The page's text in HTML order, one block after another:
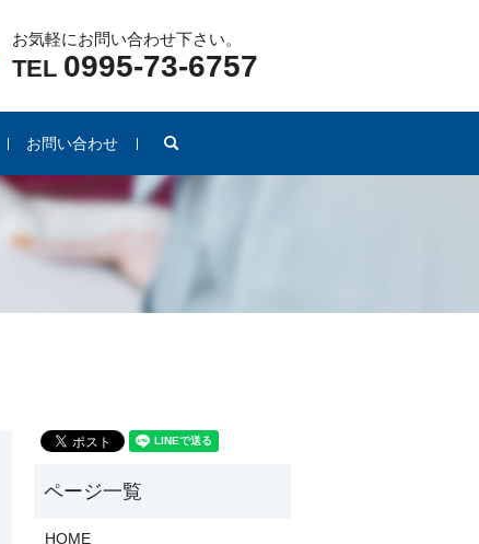
お気軽にお問い合わせ下さい。
TEL 0995-73-6757
お問い合わせ
HOME